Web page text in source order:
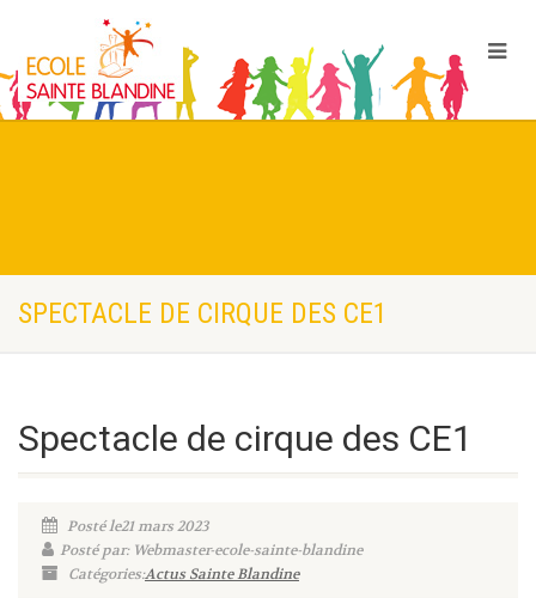
SPECTACLE DE CIRQUE DES CE1
Spectacle de cirque des CE1
Posté le21 mars 2023
Posté par: Webmaster-ecole-sainte-blandine
Catégories:Actus Sainte Blandine